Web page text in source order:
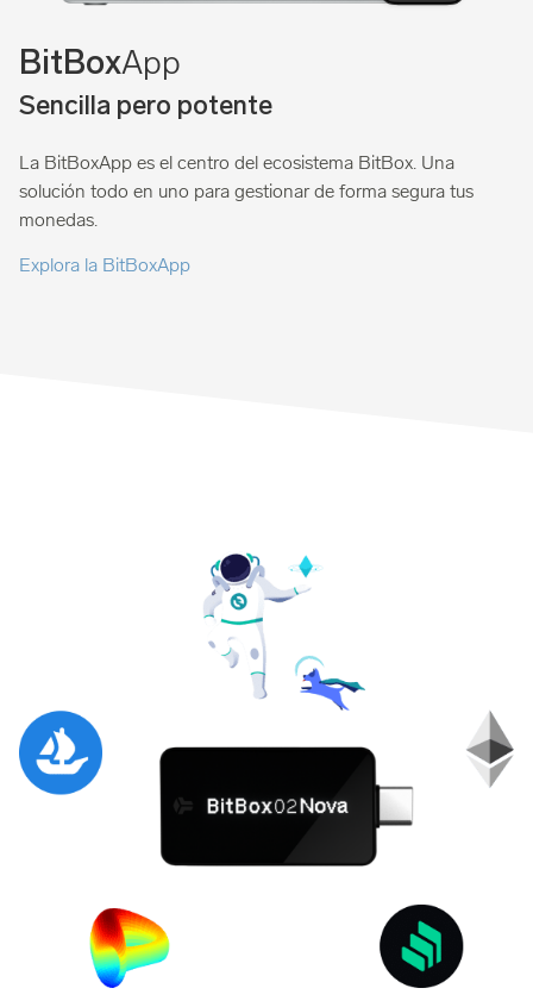
BitBoxApp
Sencilla pero potente
La BitBoxApp es el centro del ecosistema BitBox. Una
solución todo en uno para gestionar de forma segura tus
monedas.
Explora la BitBoxApp